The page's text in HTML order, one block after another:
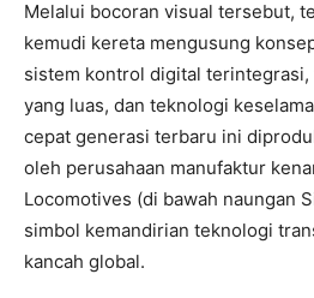
Melalui bocoran visual tersebut,
kemudi kereta mengusung
sistem kontrol digital
yang luas, dan teknologi
cepat generasi terbaru ini
oleh perusahaan manufaktur
Locomotives (di bawah naungan
simbol kemandirian teknologi
kancah global.